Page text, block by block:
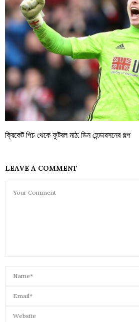
ক্রিকেট পিচ থেকে ফুটবল মাঠ: ডিন হেন্ডারসনের গল্প
LEAVE A COMMENT